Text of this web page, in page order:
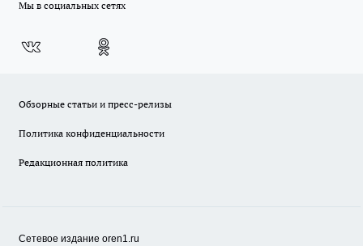
Мы в социальных сетях
Обзорные статьи и пресс-релизы
Политика конфиденциальности
Редакционная политика
Сетевое издание oren1.ru